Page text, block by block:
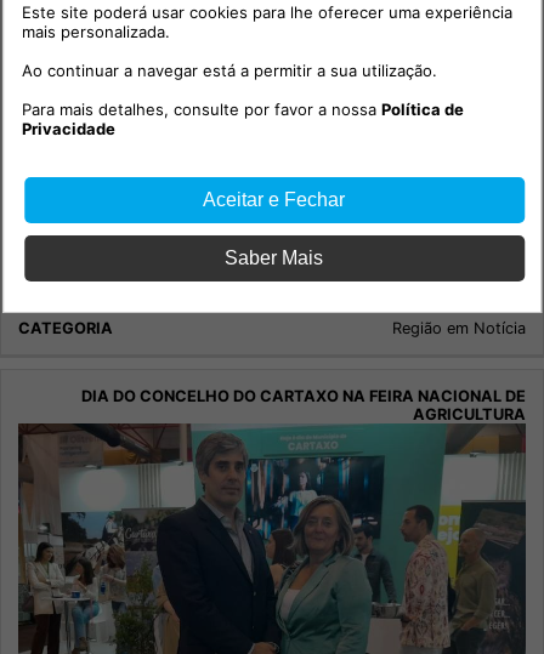
Santarém já tem um Wine Bar
Região em Notícia
Este site poderá usar cookies para lhe oferecer uma experiência
mais personalizada.
Ao continuar a navegar está a permitir a sua utilização.
Para mais detalhes, consulte por favor a nossaPolítica de
Privacidade
Aceitar e Fechar
Saber Mais